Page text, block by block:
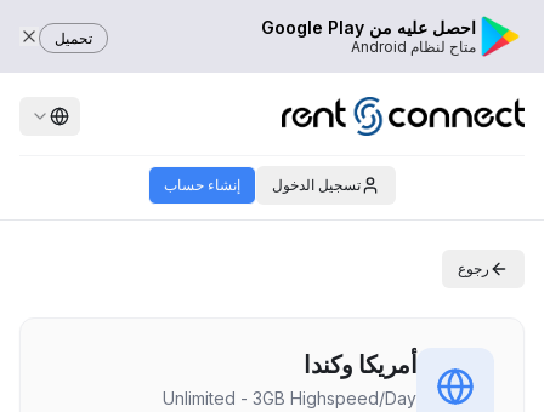
احصل عليه من Google Play
متاح لنظام Android تحميل
تسجيل الدخول إنشاء حساب
رجوع
أمريكا وكندا
Unlimited - 3GB Highspeed/Day